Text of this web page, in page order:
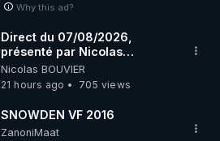
Why this ad?
Direct du 07/08/2026,
présenté par Nicolas
BOUVIER
Nicolas BOUVIER
21 hours ago
705 views
SNOWDEN VF 2016
ZanoniMaat